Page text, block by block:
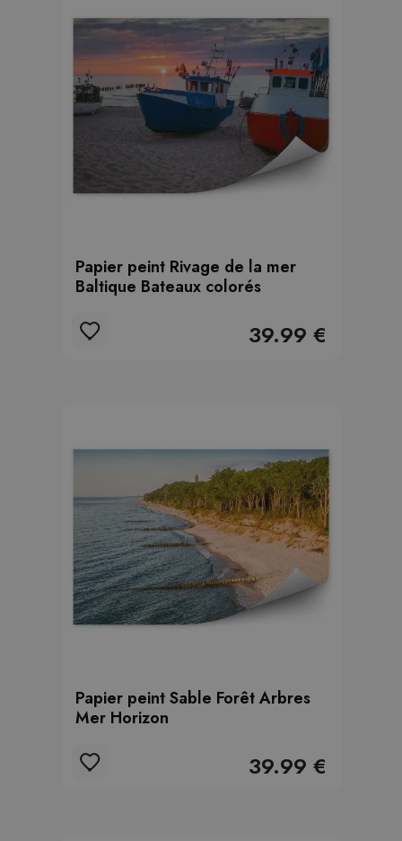
Papier peint Rivage de la mer
Baltique Bateaux colorés
39.99 €
Papier peint Sable Forêt Arbres
Mer Horizon
39.99 €